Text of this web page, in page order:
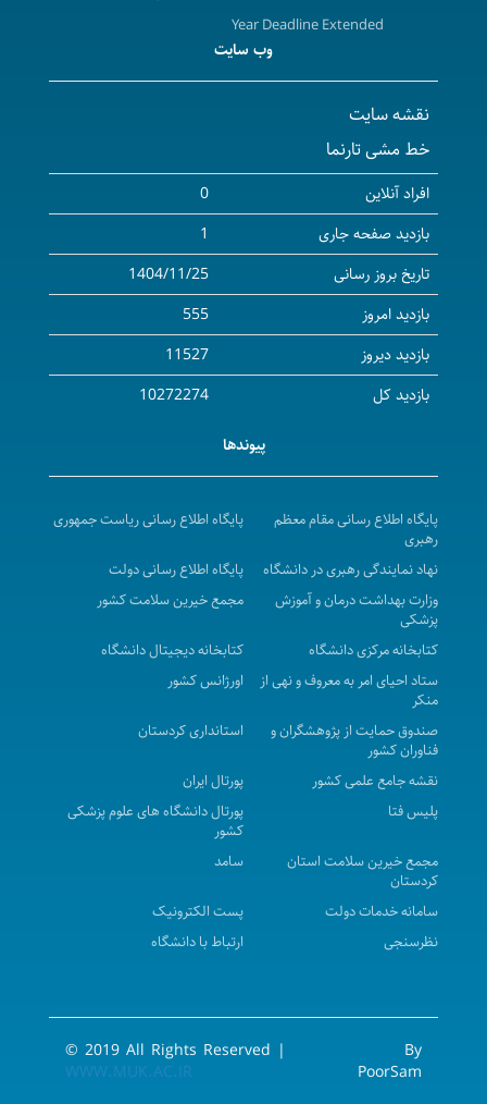
Year Deadline Extended
تمدید فراخوان همکاری دانشگاه علوم پزشکی و خدمات
۲۰۲۷-۲۰۲۶ میلادی)
آگهی مزایده واگذاری محل داروخانه و ارائه خدمات دارویی
( بخش سرپایی ) بیمارستان امام حسین ( ع) شهرستان
بیجار
آگهی مناقصه عمومی( یک مرحله ای ) واگذاری امورات
نسخه پیچی و تحویل دارو به بخش های مرکزپزشکی،آموزشی
درمانی توحید در سال 1405
a Call for Collaboration to invite certified and
students for the academic year 2026- 2027
فراخوان دعوت به همکاری جهت پذیرش دانشجویان بین
الملل در سال تحصیلی 1405-1406
پزشکی ، آموزشی و درمانی کوثر در سال 1405-1406
آگهی استعلام بهاء واگذاری محل ساختمان مرکز دیالیز
سابق واقع درمرکز بهداشت شهرستان بیجار به بالاترین
قیمت پیشنهادی در سال 1405 - 1406
نیازشبکه بهداشت ودرمان شهرستان بیجار در سال 1405
آگهی مزایده عمومی ( یک مرحله ای ) - محل پارکینگ
عمومی بیمارستان توحید نوبت اول
آگهی مناقصه عمومی ( یک مرحله ای ) واگذاری مدیریتی،
نگهداری، راهبری و تعمیرات تاسیسات مکانیکی، الکترونیکی
پیچی و تحویل دارو به بخش های مرکز پزشکی ، آموزشی و
وب سایت
نقشه سایت
خط مشی تارنما
افراد آنلاین
0
بازدید صفحه جاری
1
تاریخ بروز رسانی
1404/11/25
بازدید امروز
555
بازدید دیروز
11527
بازدید کل
10272274
پیوندها
پایگاه اطلاع رسانی مقام معظم
رهبری
پایگاه اطلاع رسانی ریاست جمهوری
نهاد نمایندگی رهبری در دانشگاه
پایگاه اطلاع رسانی دولت
وزارت بهداشت درمان و آموزش
پزشکی
مجمع خیرین سلامت کشور
کتابخانه مرکزی دانشگاه
کتابخانه دیجیتال دانشگاه
ستاد احیای امر به معروف و نهی از
منکر
اورژانس کشور
صندوق حمایت از پژوهشگران و
فناوران کشور
استانداری کردستان
نقشه جامع علمی کشور
پورتال ایران
پلیس فتا
پورتال دانشگاه های علوم پزشکی
کشور
مجمع خیرین سلامت استان
کردستان
سامد
سامانه خدمات دولت
پست الکترونیک
نظرسنجی
ارتباط با دانشگاه
By
PoorSam
© 2019 All Rights Reserved |
WWW.MUK.AC.IR